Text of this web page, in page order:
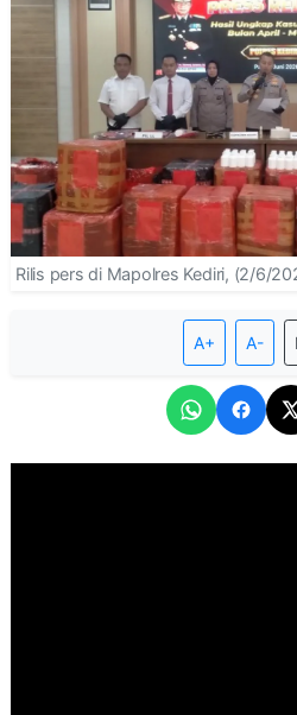
Rilis pers di Mapolres Kediri, (2/6/
A+ A-